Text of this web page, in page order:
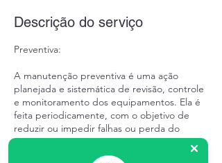
Descrição do serviço
Preventiva:
A manutenção preventiva é uma ação
planejada e sistemática de revisão, controle
e monitoramento dos equipamentos. Ela é
feita periodicamente, com o objetivo de
reduzir ou impedir falhas ou perda do
equipamento.